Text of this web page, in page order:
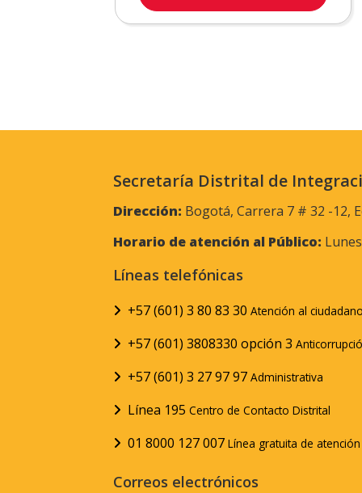
Secretaría Distrital de
Dirección: Bogotá, Carrera 7 # 32 -12,
Horario de atención al Público:
Líneas telefónicas
+57 (601) 3 80 83 30 Atención al
+57 (601) 3808330 opción 3
+57 (601) 3 27 97 97 Administrativa
Línea 195 Centro de Contacto Distrital
01 8000 127 007 Línea gratuita de
Correos electrónicos